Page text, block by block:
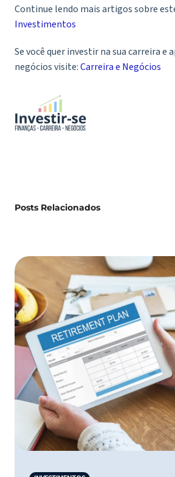
Continue lendo mais artigos sobre
Investimentos
Se você quer investir na sua carreira e
negócios visite:Carreira e Negócios
Posts Relacionados